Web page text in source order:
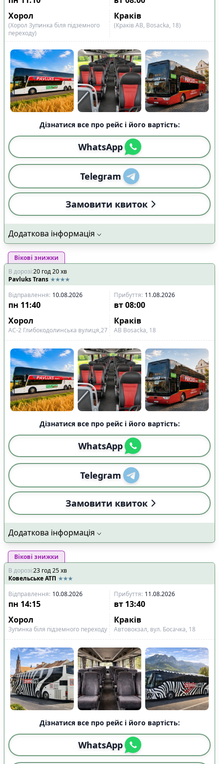
Хорол
Краків
(Хорол Зупинка біля підземного
переходу)
(Краків АВ, Bosacka, 18)
Дізнатися все про рейс і його вартість:
WhatsApp
Telegram
Замовити квиток
Додаткова інформація
Вікові знижки
В дорозі:20 год20хв
Pavluks Trans
Відправлення: 10.08.2026 Прибуття: 11.08.2026
пн 11:40 вт 08:00
Хорол
Краків
АС-2 Глибокодолинська вулиця,27 АВ Bosacka, 18
Дізнатися все про рейс і його вартість:
WhatsApp
Telegram
Замовити квиток
Додаткова інформація
Вікові знижки
В дорозі:23 год25хв
Ковельське АТП
Відправлення: 10.08.2026 Прибуття: 11.08.2026
пн 14:15 вт 13:40
Хорол
Краків
Зупинка біля підземного переходу Автовокзал, вул. Босачка, 18
Дізнатися все про рейс і його вартість:
WhatsApp